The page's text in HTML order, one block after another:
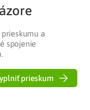
docx
maximálne
a
spojenie
prieskum